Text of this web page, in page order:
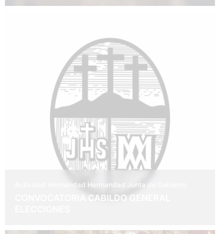
Actividad Hermandad Hermandad Junta de Gobierno
CONVOCATORIA CABILDO GENERAL